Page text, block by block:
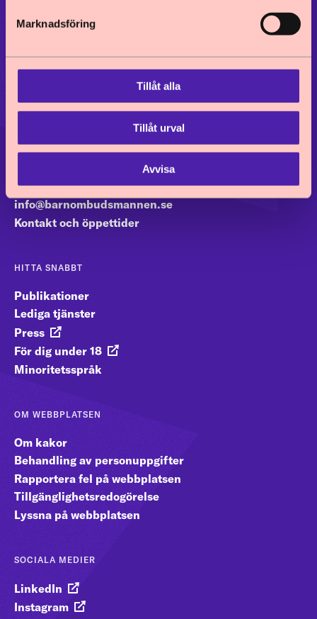
Marknadsföring
Tillåt alla
Tillåt urval
Avvisa
Barnkonventionen
Ställningstaganden
Om oss
08-692 29 50
info@barnombudsmannen.se
Kontakt och öppettider
HITTA SNABBT
Publikationer
Lediga tjänster
Press
För dig under 18
Minoritetsspråk
OM WEBBPLATSEN
Om kakor
Behandling av personuppgifter
Rapportera fel på webbplatsen
Tillgänglighetsredogörelse
Lyssna på webbplatsen
SOCIALA MEDIER
LinkedIn
Instagram